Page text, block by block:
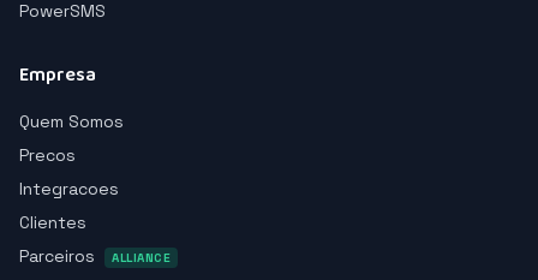
PowerSMS
Empresa
Quem Somos
Precos
Integracoes
Clientes
Parceiros
ALLIANCE